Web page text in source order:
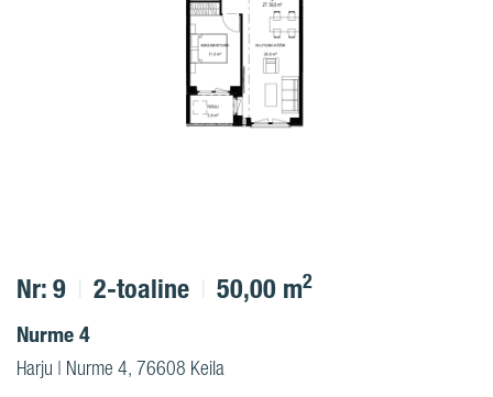
Nr: 9 2-toaline 50,00 m2
Nurme 4
Harju | Nurme 4, 76608 Keila